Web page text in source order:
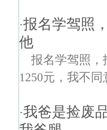
·报名学驾照
他
报名学驾照，
1250元，我不
·我爸是捡废